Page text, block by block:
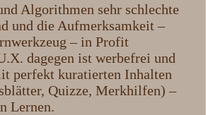
Algorithmen sehr schlechte
und die Aufmerksamkeit –
– in Profit
dagegen ist werbefrei und
perfekt kuratierten Inhalten
Quizze, Merkhilfen) –
Lernen.